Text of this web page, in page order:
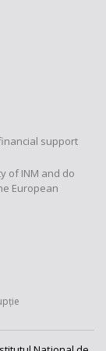
support
of INM and do
European